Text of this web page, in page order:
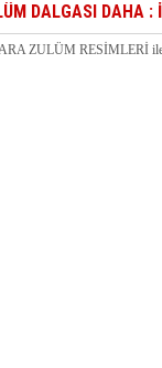
DALGASI DAHA